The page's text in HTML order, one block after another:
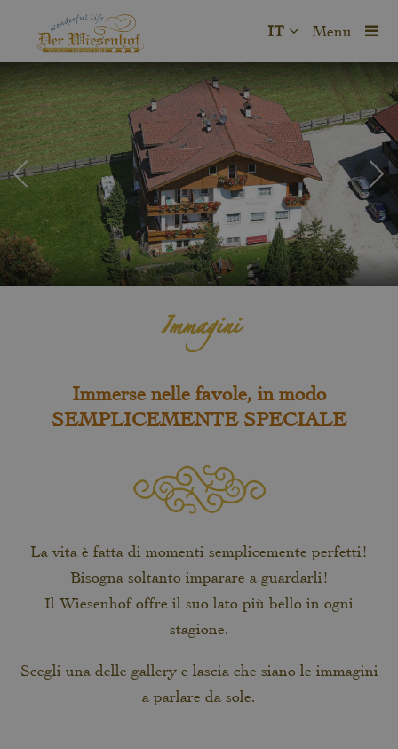
Menu
IT
Immagini
Immerse nelle favole, in modo
SEMPLICEMENTE SPECIALE
La vita è fatta di momenti semplicemente perfetti!
Bisogna soltanto imparare a guardarli!
Il Wiesenhof offre il suo lato più bello in ogni
stagione.
Scegli una delle gallery e lascia che siano le immagini
a parlare da sole.